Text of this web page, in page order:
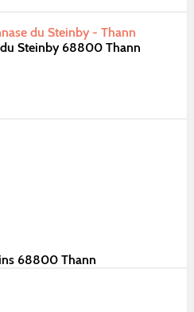
du Steinby - Thann
Steinby 68800 Thann
68800 Thann